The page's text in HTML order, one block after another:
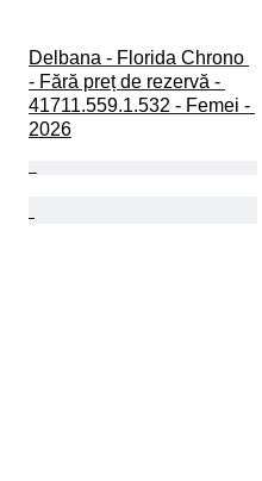
Delbana - Florida Chrono
- Fără preț de rezervă -
41711.559.1.532 - Femei -
2026